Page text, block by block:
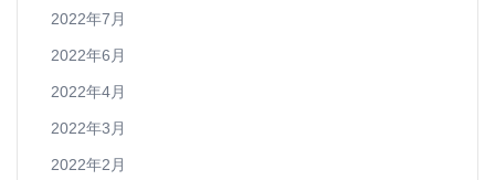
2022年7月
2022年6月
2022年4月
2022年3月
2022年2月